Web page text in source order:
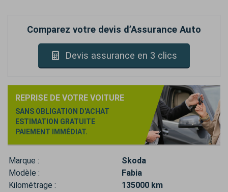
Comparez votre devis d’Assurance Auto
Devis assurance en 3 clics
REPRISE DE VOTRE VOITURE
SANS OBLIGATION D'ACHAT
ESTIMATION GRATUITE
PAIEMENT IMMÉDIAT.
Marque :
Skoda
Modèle :
Fabia
Kilométrage :
135000 km